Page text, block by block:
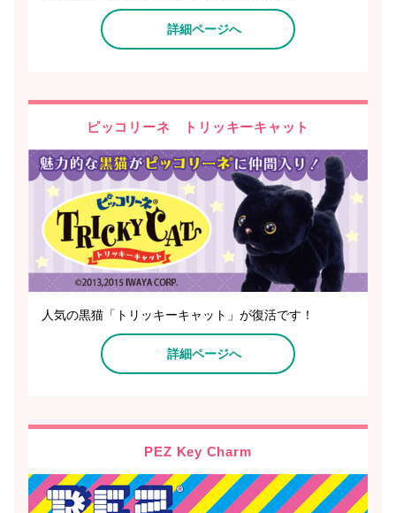
詳細ページへ
ピッコリーネ トリッキーキャット
人気の黒猫「トリッキーキャット」が復活です！
詳細ページへ
PEZ Key Charm